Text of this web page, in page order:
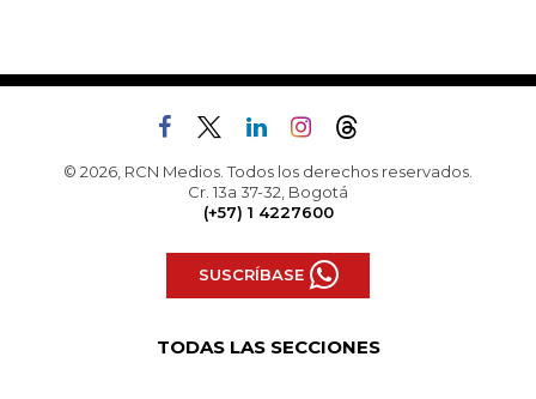
© 2026, RCN Medios. Todos los derechos reservados.
Cr. 13a 37-32, Bogotá
(+57) 1 4227600
SUSCRÍBASE
TODAS LAS SECCIONES